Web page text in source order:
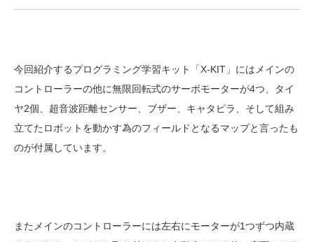
今回紹介するプログラミング学習キット「X-KIT」にはメインの
コントローラーの他に無限回転式のサーボモーターが4つ、タイ
ヤ2個、超音波距離センサー、ブザー、キャタピラ、そして組み
立てたロボットを動かす為のフィールドとなるマップと言ったも
のが付属しています。
またメインのコントローラーには左右にモーターが1つずつ内蔵